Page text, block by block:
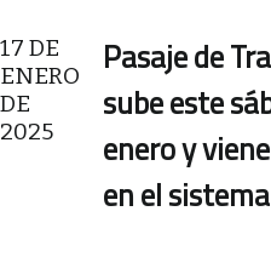
17 DE
ENERO
DE
2025
Pasaje de
sube este
enero y
en el sistema